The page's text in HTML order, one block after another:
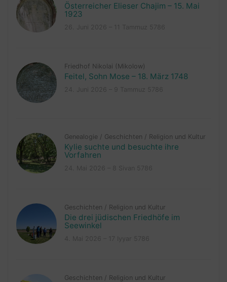
Österreicher Elieser Chajim – 15. Mai
1923
Friedhof Nikolai (Mikolow)
Feitel, Sohn Mose – 18. März 1748
Genealogie / Geschichten / Religion und Kultur
Kylie suchte und besuchte ihre
Vorfahren
Geschichten / Religion und Kultur
Die drei jüdischen Friedhöfe im
Seewinkel
Geschichten / Religion und Kultur